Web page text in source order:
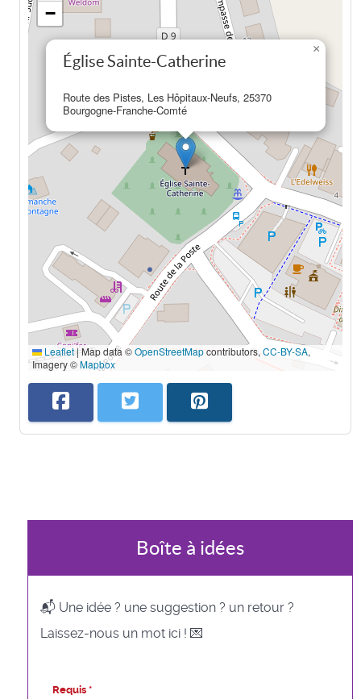
Église Sainte-Catherine
Route des Pistes, Les Hôpitaux-Neufs, 25370
Bourgogne-Franche-Comté
×
−
Leaflet|Map data ©OpenStreetMapcontributors,CC-BY-SA,
Imagery ©Mapbox
Boîte à idées
📬 Une idée ? une suggestion ? un retour ?
Laissez-nous un mot ici ! 💌
Requis *